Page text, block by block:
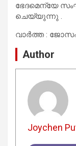
ഭേദമെന്യേ
ചെയ്യുന്നു .
വാർത്ത :
Author
Joychen